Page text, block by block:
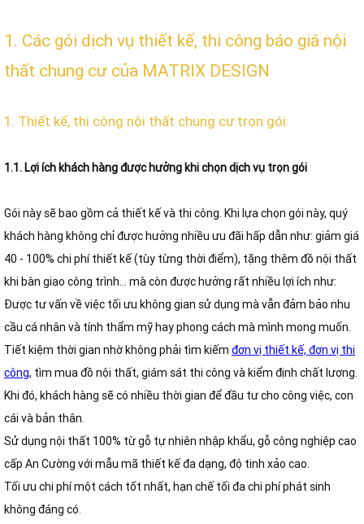
1. Các gói dịch vụ thiết kế, thi công báo giá nội
thất chung cư của MATRIX DESIGN
1. Thiết kế, thi công nội thất chung cư trọn gói
1.1. Lợi ích khách hàng được hưởng khi chọn dịch vụ trọn gói
Gói này sẽ bao gồm cả thiết kế và thi công. Khi lựa chọn gói này, quý
khách hàng không chỉ được hưởng nhiều ưu đãi hấp dẫn như: giảm giá
40 - 100% chi phí thiết kế (tùy từng thời điểm), tặng thêm đồ nội thất
khi bàn giao công trình... mà còn được hưởng rất nhiều lợi ích như:
Được tư vấn về việc tối ưu không gian sử dụng mà vẫn đảm bảo nhu
cầu cá nhân và tính thẩm mỹ hay phong cách mà mình mong muốn.
Tiết kiệm thời gian nhờ không phải tìm kiếm đơn vị thiết kế, đơn vị thi
công, tìm mua đồ nội thất, giám sát thi công và kiểm định chất lượng.
Khi đó, khách hàng sẽ có nhiều thời gian để đầu tư cho công việc, con
cái và bản thân.
Sử dụng nội thất 100% từ gỗ tự nhiên nhập khẩu, gỗ công nghiệp cao
cấp An Cường với mẫu mã thiết kế đa dạng, độ tinh xảo cao.
Tối ưu chi phí một cách tốt nhất, hạn chế tối đa chi phí phát sinh
không đáng có.